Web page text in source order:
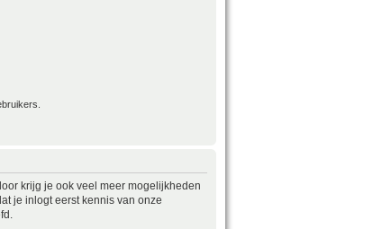
krijg je ook veel meer mogelijkheden
je inlogt eerst kennis van onze